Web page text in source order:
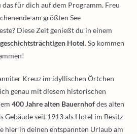
das für dich auf dem Programm. Freu
am größten See
Diese Zeit genießt du in einem
geschichtsträchtigen Hotel. So kommen
Kreuz im idyllischen Örtchen
genau mit diesem historischen
400 Jahre alten Bauernhofdes alten
Gebäude seit 1913 als Hotel im Besitz
hier in deinen entspannten Urlaub am